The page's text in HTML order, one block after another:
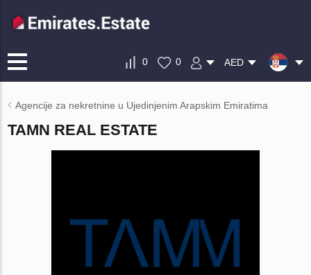
0 0 AED
Agencije za nekretnine u Ujedinjenim Arapskim Emiratima
TAMN REAL ESTATE